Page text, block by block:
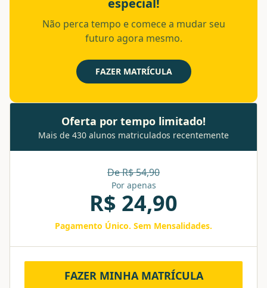
especial!
Não perca tempo e comece a mudar seu
futuro agora mesmo.
FAZER MATRÍCULA
Oferta por tempo limitado!
Mais de 430 alunos matriculados recentemente
De R$54,90
Por apenas
R$ 24,90
Pagamento Único. Sem Mensalidades.
FAZER MINHA MATRÍCULA